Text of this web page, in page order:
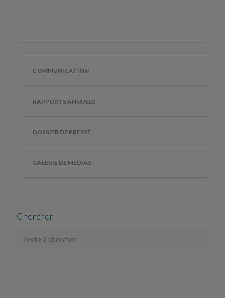
COMMUNICATION
RAPPORTS ANNUELS
DOSSIER DE PRESSE
GALERIE DE MÉDIAS
Chercher